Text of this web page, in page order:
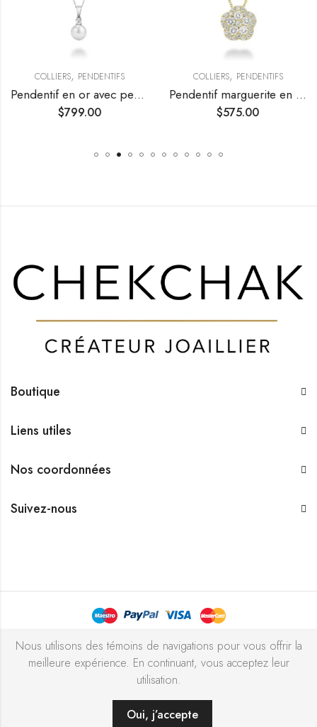
ACHETER MAINTENANT
TENDANCE
COLLIERS, PENDENTIFS
Pendentif en or avec perle de culture et diamant
$799.00
COLLIERS, PENDENTIFS
Pendentif marguerite en diamants
$575.00
Boutique
Liens utiles
Nos coordonnées
Suivez-nous
Bijouterie Chekchak Inc © 2026 Tous droits réservés - Réalisé
avec ♥ par l’agence ZIGZAG
Nous utilisons des témoins de navigations pour vous offrir la
meilleure expérience. En continuant, vous acceptez leur
utilisation.
Oui, j’accepte